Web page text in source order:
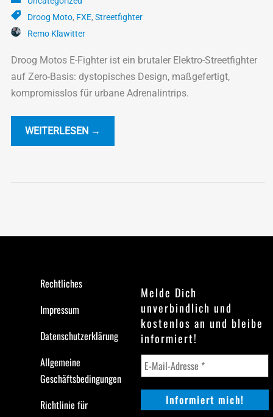
Droog Moto, FXE, Streetfighter
Remo Klawitter
Droog Motos E-Fighter ist ein brutaler Elektro-Streetfighter
auf Zero-Basis: dystopisches Design, maßgefertigt,
kompromisslos für urbane Adrenalintrips.
WEITERLESEN →
Rechtliches
Impressum
Datenschutzerklärung
Allgemeine
Geschäftsbedingungen
Richtlinie für
Melde Dich
unverbindlich und
kostenlos an und bleibe
informiert!